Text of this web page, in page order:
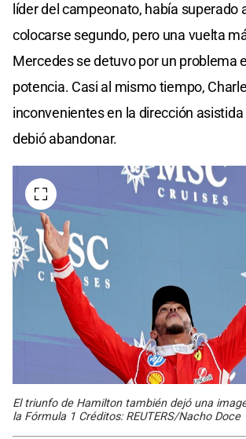
líder del campeonato, había superado
colocarse segundo, pero una vuelta
Mercedes se detuvo por un problema
potencia. Casi al mismo tiempo,
inconvenientes en la dirección
debió abandonar.
El triunfo de Hamilton también dejó una
la Fórmula 1 Créditos: REUTERS/Nacho Doce